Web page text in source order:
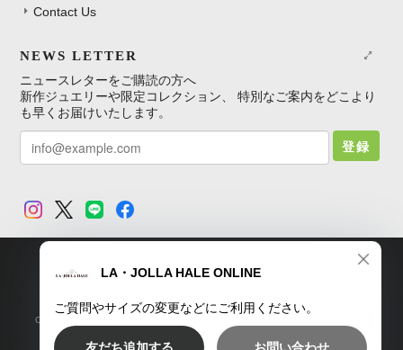
Contact Us
NEWS LETTER
ニュースレターをご購読の方へ
新作ジュエリーや限定コレクション、 特別なご案内をどこより
も早くお届けいたします。
登録
TOP プライバシーポリシー 特定商取引法に基づく表記
Copyright © LA・JOLLA HALE ONLINE SHOP. All Rights Reserved.